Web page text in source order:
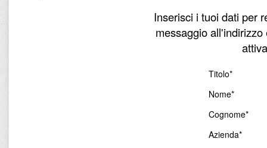
Inserisci i tuoi dati per
messaggio
Titolo*
Nome*
Cognome*
Azienda*